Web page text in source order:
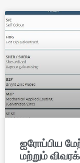
ஐரோப்பிய
மற்றும்